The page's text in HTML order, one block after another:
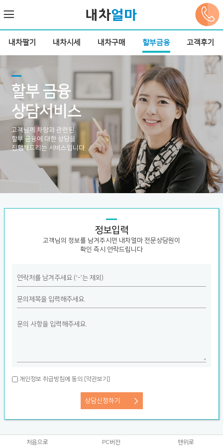
내차팔기 내차시세 내차구매 할부금융 고객후기
할부 금융
상담서비스
고객님께 차량과 관련된
할부 금융에 대한 상담을
진행해드리는 서비스입니다.
정보입력
고객님의 정보를 남겨주시면 내차얼마 전문상담원이
확인 즉시 연락드립니다
개인정보 취급방침에 동의 [약관보기]
처음으로 PC버전 맨위로